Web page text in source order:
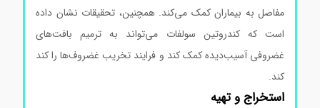
مفاصل به بیماران کمک می‌کند. همچنین، تحقیقات نشان داده
است که کندروتین سولفات می‌تواند به ترمیم بافت‌های
غضروفی آسیب‌دیده کمک کند و فرایند تخریب غضروف‌ها را کند
کند.
استخراج و تهیه